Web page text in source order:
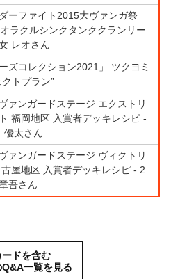
ーファイト2015大ヴァンガ祭
オラクルシンクタンククランリー
レオさん
ズコレクション2021」 ツクヨミ
トプラン”
ァンガードステージ エクストリ
福岡地区 入賞者デッキレシピ -
太さん
ァンガードステージ ヴィクトリ
屋地区 入賞者デッキレシピ - 2
さん
ードを含む
一覧を見る